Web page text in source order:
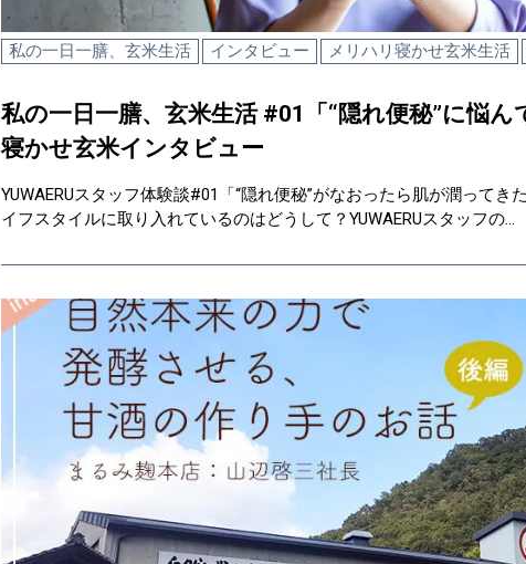
私の一日一膳、玄米生活 インタビュー メリハリ寝かせ玄米生活
私の一日一膳、玄米生活 #01「“隠れ便秘”に悩ん
寝かせ玄米インタビュー
YUWAERUスタッフ体験談#01「“隠れ便秘”がなおったら肌が潤ってき
イフスタイルに取り入れているのはどうして？YUWAERUスタッフの…